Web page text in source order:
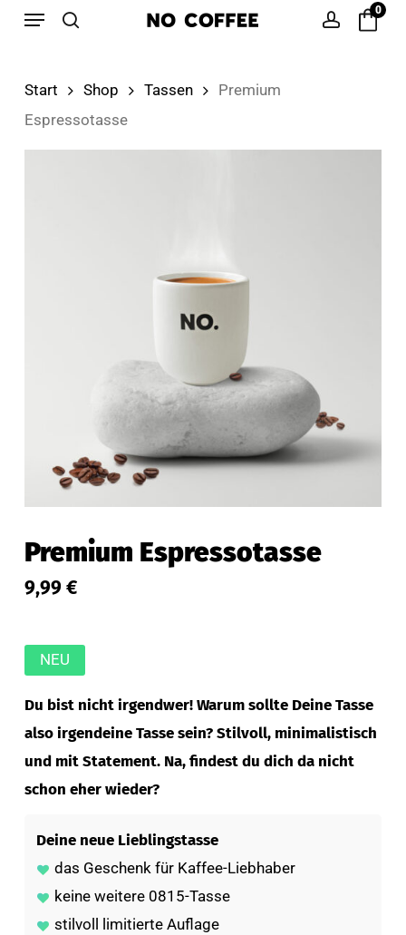
Skip
content
0
Menu
Start Shop Tassen
Premium
Espressotasse
Premium Espressotasse
9,99 €
NEU
Du bist nicht irgendwer! Warum sollte Deine Tasse
also irgendeine Tasse sein? Stilvoll, minimalistisch
und mit Statement. Na, findest du dich da nicht
schon eher wieder?
Deine neue Lieblingstasse
das Geschenk für Kaffee-Liebhaber
keine weitere 0815-Tasse
stilvoll limitierte Auflage